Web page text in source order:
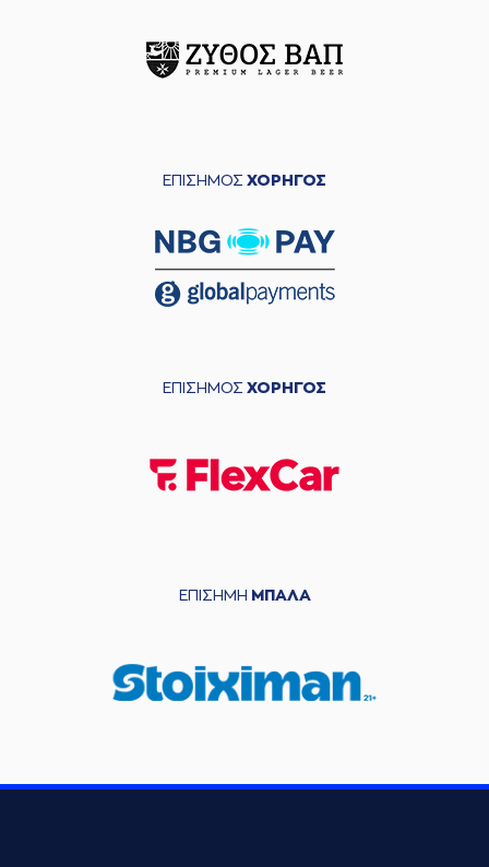
ΕΠΙΣΗΜΟΣ ΧΟΡΗΓΟΣ
ΕΠΙΣΗΜΟΣ ΧΟΡΗΓΟΣ
ΕΠΙΣΗΜΗ ΜΠΑΛΑ